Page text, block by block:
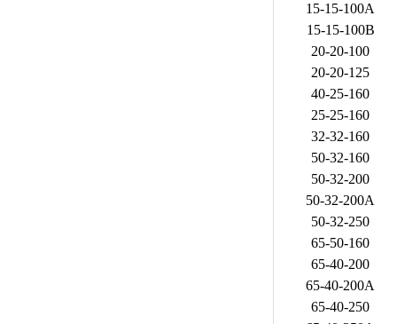
15-15-100A
15-15-100B
20-20-100
20-20-125
40-25-160
25-25-160
32-32-160
50-32-160
50-32-200
50-32-200A
50-32-250
65-50-160
65-40-200
65-40-200A
65-40-250